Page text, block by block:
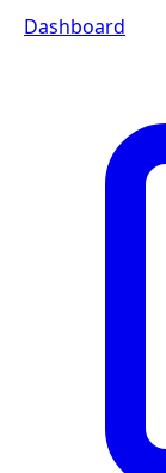
Dashboard